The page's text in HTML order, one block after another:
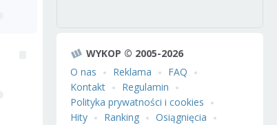
WYKOP © 2005-2026
O nas
Reklama
FAQ
Kontakt
Regulamin
Polityka prywatności i cookies
Hity
Ranking
Osiągnięcia